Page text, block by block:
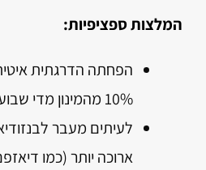
המלצות ספציפיות:
10% מהמינון מדי שבועיים
לעיתים מעבר
ארוכה יותר (כמו